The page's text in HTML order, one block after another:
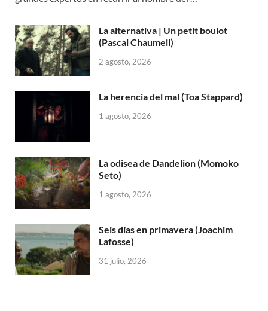
La alternativa | Un petit boulot
(Pascal Chaumeil)
2 agosto, 2026
La herencia del mal (Toa Stappard)
1 agosto, 2026
La odisea de Dandelion (Momoko
Seto)
1 agosto, 2026
Seis días en primavera (Joachim
Lafosse)
31 julio, 2026